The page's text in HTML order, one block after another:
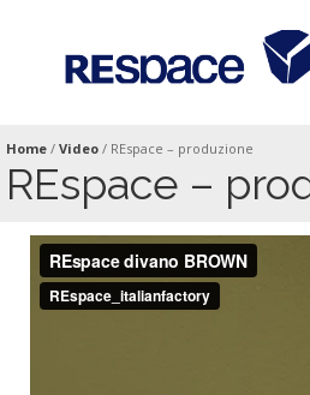
Home / Video / REspace – produzione
REspace –